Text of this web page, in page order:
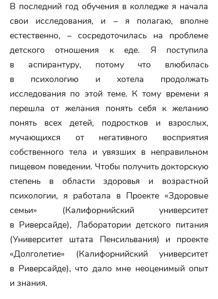
В последний год обучения в колледже я начала
свои исследования, и – я полагаю, вполне
естественно, – сосредоточилась на проблеме
детского отношения к еде. Я поступила
в аспирантуру, потому что влюбилась
в психологию и хотела продолжать
исследования по этой теме. К тому времени я
перешла от желания понять себя к желанию
понять всех детей, подростков и взрослых,
мучающихся от негативного восприятия
собственного тела и увязших в неправильном
пищевом поведении. Чтобы получить докторскую
степень в области здоровья и возрастной
психологии, я работала в Проекте «Здоровые
семьи» (Калифорнийский университет
в Риверсайде), Лаборатории детского питания
(Университет штата Пенсильвания) и проекте
«Долголетие» (Калифорнийский университет
в Риверсайде), что дало мне неоценимый опыт
и знания.